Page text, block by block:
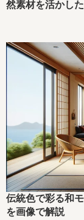
然素材を活かし
伝統色で彩る和
を画像で解説